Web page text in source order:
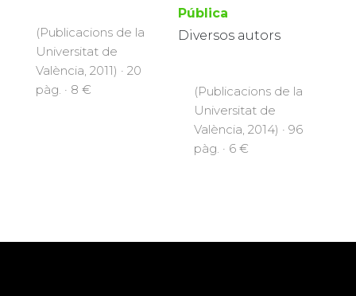
(Publicacions de la
Universitat de
València, 2011) · 20
pàg. · 8 €
Pública
Diversos autors
(Publicacions de la
Universitat de
València, 2014) · 96
pàg. · 6 €